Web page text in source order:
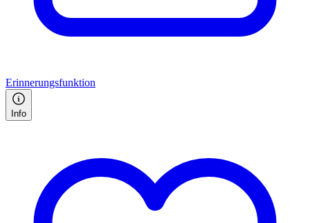
Erinnerungsfunktion
Info